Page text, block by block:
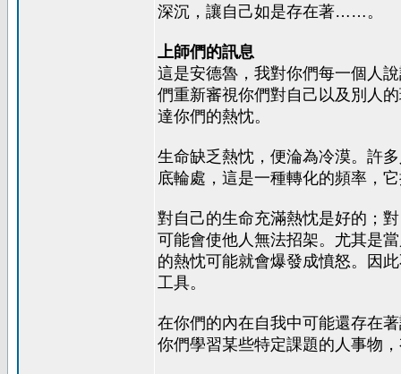
深沉，讓自己如是存在著……。
上師們的訊息
這是安德魯，我對你們每一個人
們重新審視你們對自己以及別人
達你們的熱忱。
生命缺乏熱忱，便淪為冷漠。許
底輪處，這是一種轉化的頻率，
對自己的生命充滿熱忱是好的；
可能會使他人無法招架。尤其是
的熱忱可能就會爆發成憤怒。因
工具。
在你們的內在自我中可能還存在
你們學習某些特定課題的人事物